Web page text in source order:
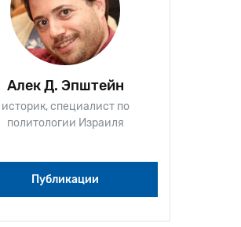
Алек Д. Эпштейн
историк, специалист по
политологии Израиля
Публикации